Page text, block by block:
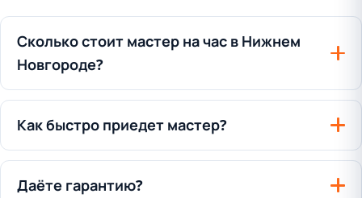
Сколько стоит мастер на час в Нижнем
Новгороде?
Как быстро приедет мастер?
Даёте гарантию?